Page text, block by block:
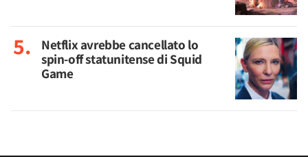
Netflix avrebbe cancellato lo
spin-off statunitense di Squid
Game